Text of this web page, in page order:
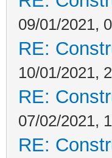
09/01/2021,
RE:
10/01/2021,
RE:
07/02/2021,
RE: